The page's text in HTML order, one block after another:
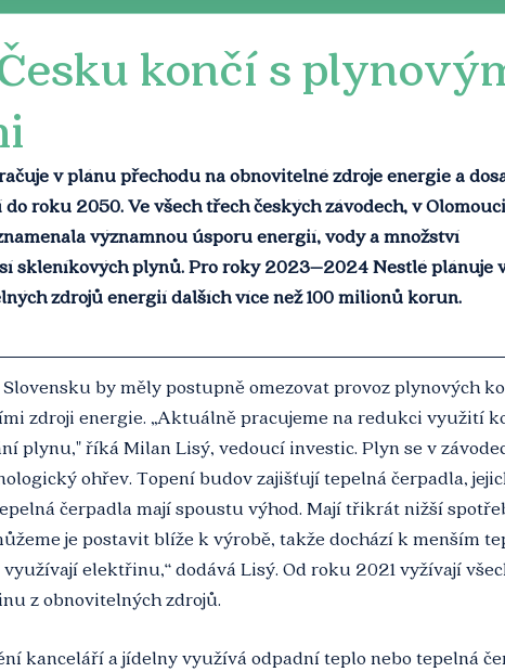
končí s
v plánu přechodu na obnovitelné zdroje energie a
roku 2050. Ve všech třech českých závodech, v
významnou úsporu energií, vody a množství
skleníkových plynů. Pro roky 2023–2024 Nestlé plánuje
zdrojů energií dalších více než 100 milionů korun.
by měly postupně omezovat provoz plynových
zdroji energie. „Aktuálně pracujeme na redukci využití
plynu," říká Milan Lisý, vedoucí investic. Plyn se v
ohřev. Topení budov zajišťují tepelná čerpadla,
čerpadla mají spoustu výhod. Mají třikrát nižší
je postavit blíže k výrobě, takže dochází k menším
elektřinu,“ dodává Lisý. Od roku 2021 vyžívají
z obnovitelných zdrojů.
kanceláří a jídelny využívá odpadní teplo nebo tepelná